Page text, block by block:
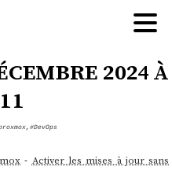
2024 à
, #DevOps
- Activer les mises à jour sans